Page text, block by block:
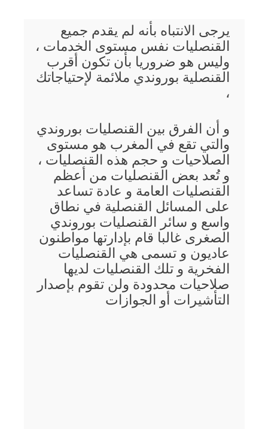
يرجى الانتباه بأنه لم يقدم جميع
القنصليات نفس مستوى الخدمات ،
وليس هو ضروريا بأن تكون أقرب
القنصلية بوروندي ملائمة لإحتياجاتك
،
و أن الفرق بين القنصليات بوروندي
والتي تقع في المغرب هو مستوى
الصلاحيات و حجم هذه القنصليات ،
و تُعد بعض القنصليات من أعظم
القنصليات العامة و عادة تساعد
على المسائل القنصلية في نطاق
واسع و سائر القنصليات بوروندي
الصغرى غالبا قام بإدارتها مواطنون
عاديون و تسمى هي القنصليات
الفخرية و تلك القنصليات لديها
صلاحيات محدودة ولن تقوم بإصدار
التأشيرات أو الجوازات